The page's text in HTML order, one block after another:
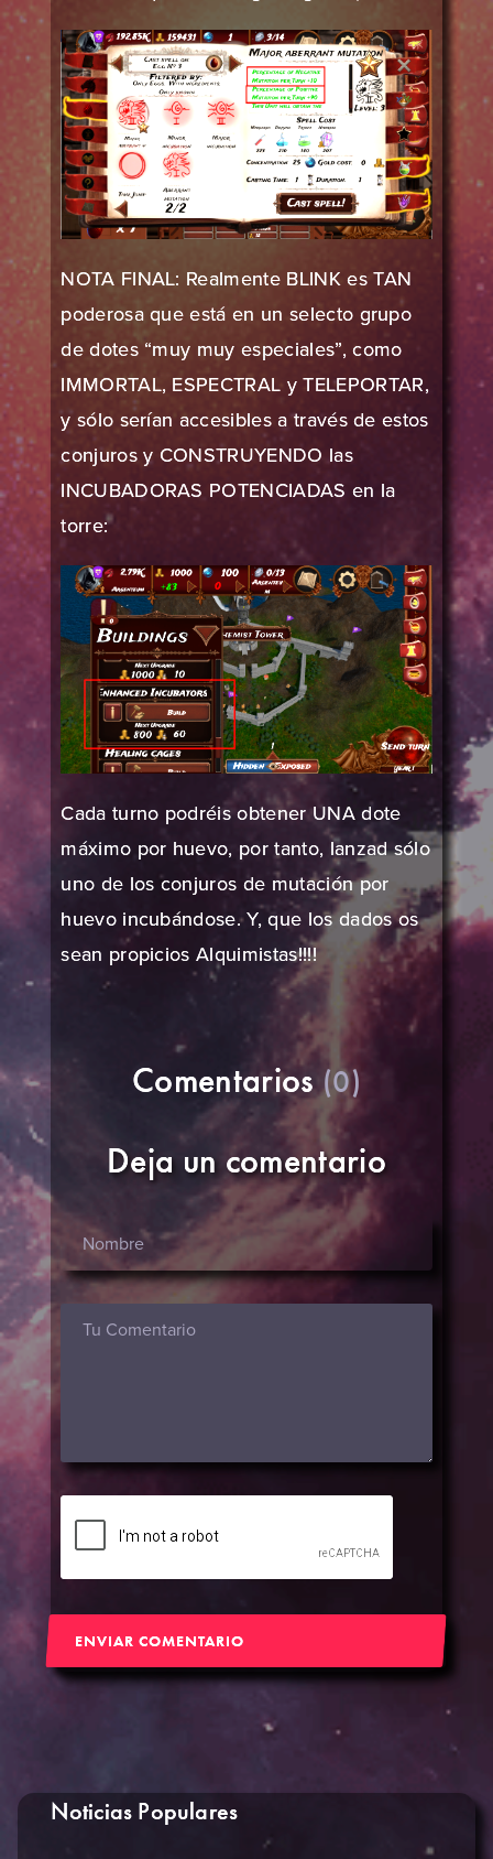
NOTA FINAL: Realmente BLINK es TAN
poderosa que está en un selecto grupo
de dotes “muy muy especiales”, como
IMMORTAL, ESPECTRAL y TELEPORTAR,
y sólo serían accesibles a través de estos
conjuros y CONSTRUYENDO las
INCUBADORAS POTENCIADAS en la
torre:
Cada turno podréis obtener UNA dote
máximo por huevo, por tanto, lanzad sólo
uno de los conjuros de mutación por
huevo incubándose. Y, que los dados os
sean propicios Alquimistas!!!!
Comentarios(0)
Deja un comentario
ENVIAR COMENTARIO
Noticias Populares